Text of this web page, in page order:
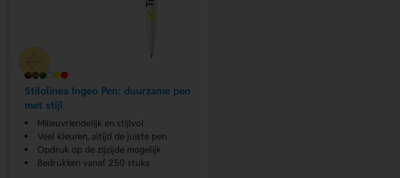
Stilolinea Ingeo Pen: duurzame pen
met stijl
Milieuvriendelijk en stijlvol
Veel kleuren, altijd de juiste pen
Opdruk op de zijzijde mogelijk
Bedrukken vanaf 250 stuks